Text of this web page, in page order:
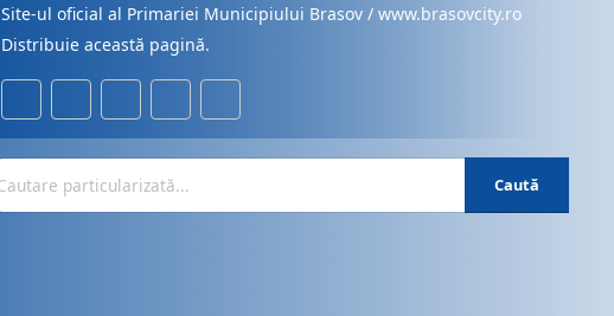
Site-ul oficial al Primariei Municipiului Brasov / www.brasovcity.ro
Distribuie această pagină.
Caută